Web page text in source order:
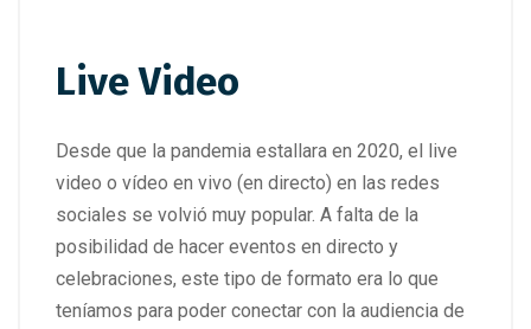
Live Video
Desde que la pandemia estallara en 2020, el live
video o vídeo en vivo (en directo) en las redes
sociales se volvió muy popular. A falta de la
posibilidad de hacer eventos en directo y
celebraciones, este tipo de formato era lo que
teníamos para poder conectar con la audiencia de